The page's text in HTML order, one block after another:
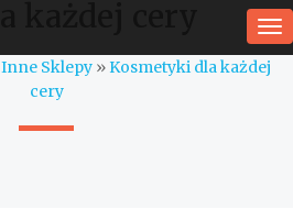
Inne Sklepy»Kosmetyki dla każdej
cery